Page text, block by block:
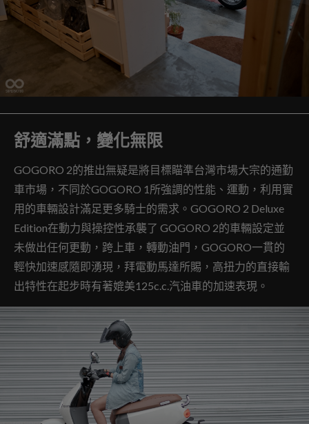
舒適滿點，變化無限
GOGORO 2的推出無疑是將目標瞄準台灣市場大宗的通勤
車市場，不同於GOGORO 1所強調的性能、運動，利用實
用的車輛設計滿足更多騎士的需求。GOGORO 2 Deluxe
Edition在動力與操控性承襲了 GOGORO 2的車輛設定並
未做出任何更動，跨上車，轉動油門，GOGORO一貫的
輕快加速感隨即湧現，拜電動馬達所賜，高扭力的直接輸
出特性在起步時有著媲美125c.c.汽油車的加速表現。